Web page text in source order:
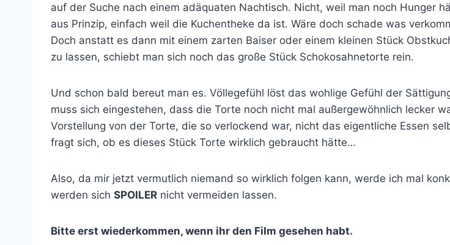
auf der Suche nach einem adäquaten Nachtisch. Nicht, weil man noch Hunger
aus Prinzip, einfach weil die Kuchentheke da ist. Wäre doch schade was
Doch anstatt es dann mit einem zarten Baiser oder einem kleinen Stück
zu lassen, schiebt man sich noch das große Stück Schokosahnetorte rein.
Und schon bald bereut man es. Völlegefühl löst das wohlige Gefühl der
muss sich eingestehen, dass die Torte noch nicht mal außergewöhnlich lecker
Vorstellung von der Torte, die so verlockend war, nicht das eigentliche Essen
fragt sich, ob es dieses Stück Torte wirklich gebraucht hätte…
Also, da mir jetzt vermutlich niemand so wirklich folgen kann, werde ich mal
werden sich SPOILER nicht vermeiden lassen.
Bitte erst wiederkommen, wenn ihr den Film gesehen habt.